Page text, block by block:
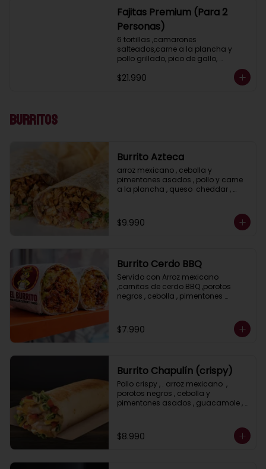
Fajitas Premium (Para 2
Personas)
6 tortillas ,camarones
salteados,carne a la plancha y
pollo grillado, pico de gallo,
guacamole, lechuga, salsa ranch
(crema ácida), porotos negros,
$21.990
Burritos
Burrito Azteca
arroz mexicano , cebolla y
pimentones asados , pollo y carne
a la plancha , queso  cheddar ,
$9.990
Burrito Cerdo BBQ
Servido con Arroz mexicano
,carnitas de cerdo BBQ ,porotos
negros , cebolla , pimentones
$7.990
Burrito Chapulín (crispy)
Pollo crispy , . arroz mexicano  ,
porotos negros , cebolla y
pimentones asados , guacamole ,
$8.990